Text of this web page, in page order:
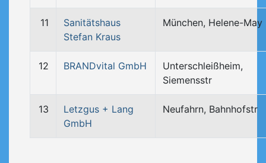
11
Sanitätshaus
Stefan Kraus
München, Helene-May
12 BRANDvital GmbH
Unterschleißheim,
Siemensstr
13
Letzgus + Lang
GmbH
Neufahrn, Bahnhofstr